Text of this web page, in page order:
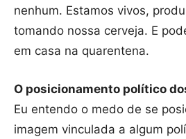
nenhum. Estamos vivos,
tomando nossa cerveja. E
em casa na quarentena.
O posicionamento político
Eu entendo o medo de se
imagem vinculada a algum